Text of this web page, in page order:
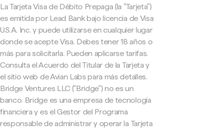
La Tarjeta Visa de Débito Prepaga (la "Tarjeta")
es emitida por Lead Bank bajo licencia de Visa
U.S.A. Inc. y puede utilizarse en cualquier lugar
donde se acepte Visa. Debes tener 18 años o
más para solicitarla. Pueden aplicarse tarifas.
Consulta el Acuerdo del Titular de la Tarjeta y
el sitio web de Avian Labs para más detalles.
Bridge Ventures LLC ("Bridge") no es un
banco. Bridge es una empresa de tecnología
financiera y es el Gestor del Programa
responsable de administrar y operar la Tarjeta